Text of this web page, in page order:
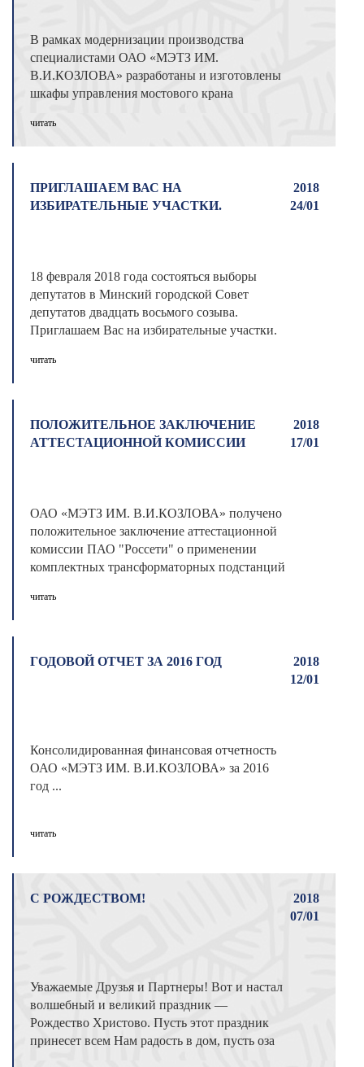
В рамках модернизации производства
специалистами ОАО «МЭТЗ ИМ.
В.И.КОЗЛОВА» разработаны и изготовлены
шкафы управления мостового крана
читать
ПРИГЛАШАЕМ ВАС НА
ИЗБИРАТЕЛЬНЫЕ УЧАСТКИ.
2018
24/01
18 февраля 2018 года состояться выборы
депутатов в Минский городской Совет
депутатов двадцать восьмого созыва.
Приглашаем Вас на избирательные участки.
читать
ПОЛОЖИТЕЛЬНОЕ ЗАКЛЮЧЕНИЕ
АТТЕСТАЦИОННОЙ КОМИССИИ
2018
17/01
ОАО «МЭТЗ ИМ. В.И.КОЗЛОВА» получено
положительное заключение аттестационной
комиссии ПАО "Россети" о применении
комплектных трансформаторных подстанций
читать
ГОДОВОЙ ОТЧЕТ ЗА 2016 ГОД
2018
12/01
Консолидированная финансовая отчетность
ОАО «МЭТЗ ИМ. В.И.КОЗЛОВА» за 2016
год ...
читать
С РОЖДЕСТВОМ!
2018
07/01
Уважаемые Друзья и Партнеры! Вот и настал
волшебный и великий праздник —
Рождество Христово. Пусть этот праздник
принесет всем Нам радость в дом, пусть оза